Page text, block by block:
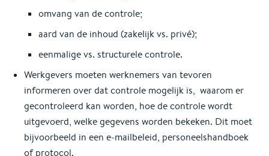
omvang van de controle;
aard van de inhoud (zakelijk vs. privé);
eenmalige vs. structurele controle.
Werkgevers moeten werknemers van tevoren
informeren over dat controle mogelijk is, waarom er
gecontroleerd kan worden, hoe de controle wordt
uitgevoerd, welke gegevens worden bekeken. Dit moet
bijvoorbeeld in een e‑mailbeleid, personeelshandboek
of protocol.